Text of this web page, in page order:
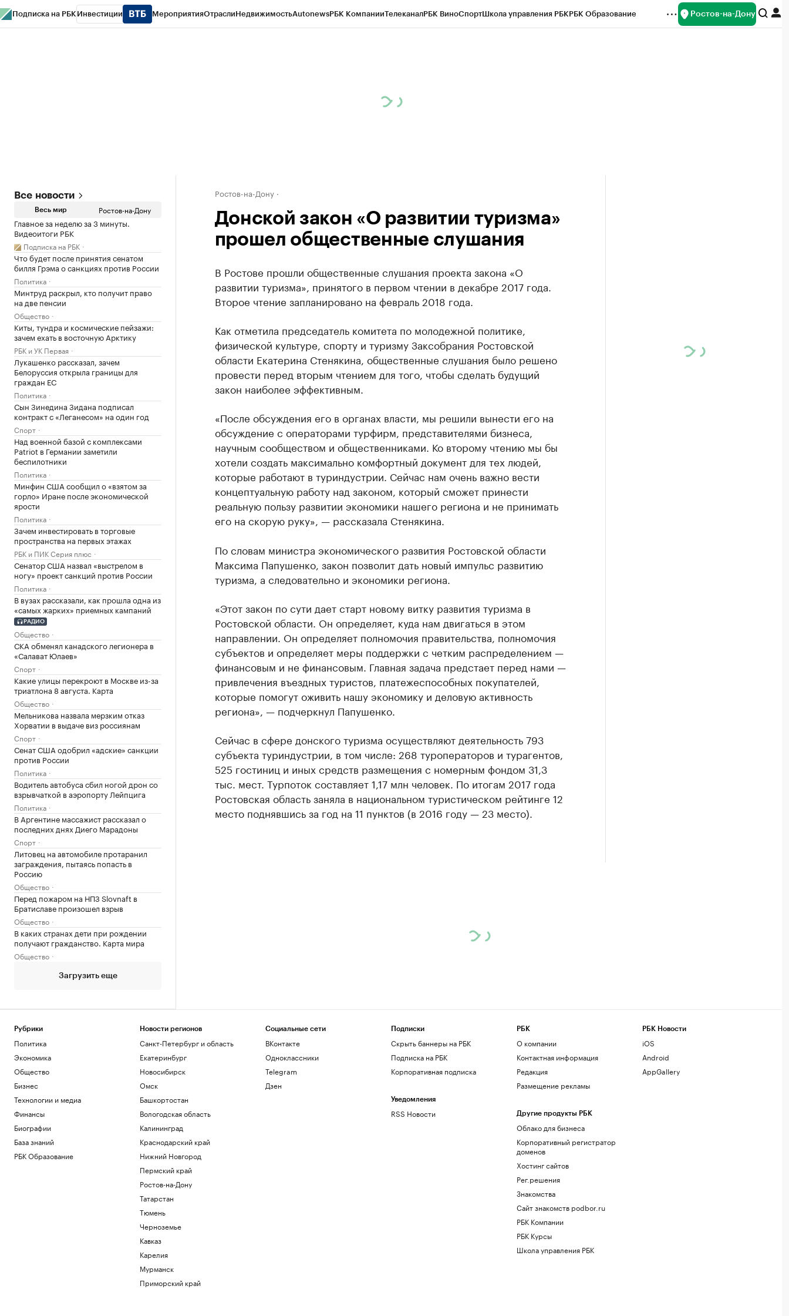
Подписка на РБК Инвестиции МероприятияОтраслиНедвижимостьAutonewsРБК КомпанииТелеканалРБК ВиноСпортШкола управления РБКРБК Образование Ростов-на-Дону
Все новости
Весь мир Ростов-на-Дону
Главное за неделю за 3 минуты.
Видеоитоги РБК
Подписка на РБК
Что будет после принятия сенатом
билля Грэма о санкциях против России
Политика
Минтруд раскрыл, кто получит право
на две пенсии
Общество
Киты, тундра и космические пейзажи:
зачем ехать в восточную Арктику
РБК и УК Первая
Лукашенко рассказал, зачем
Белоруссия открыла границы для
граждан ЕС
Политика
Сын Зинедина Зидана подписал
контракт с «Леганесом» на один год
Спорт
Над военной базой с комплексами
Patriot в Германии заметили
беспилотники
Политика
Минфин США сообщил о «взятом за
горло» Иране после экономической
ярости
Политика
Зачем инвестировать в торговые
пространства на первых этажах
РБК и ПИК Серия плюс
Сенатор США назвал «выстрелом в
ногу» проект санкций против России
Политика
В вузах рассказали, как прошла одна из
«самых жарких» приемных кампаний
РАДИО
Общество
СКА обменял канадского легионера в
«Салават Юлаев»
Спорт
Какие улицы перекроют в Москве из-за
триатлона 8 августа. Карта
Общество
Мельникова назвала мерзким отказ
Хорватии в выдаче виз россиянам
Спорт
Сенат США одобрил «адские» санкции
против России
Политика
Водитель автобуса сбил ногой дрон со
взрывчаткой в аэропорту Лейпцига
Политика
В Аргентине массажист рассказал о
последних днях Диего Марадоны
Спорт
Литовец на автомобиле протаранил
заграждения, пытаясь попасть в
Россию
Общество
Перед пожаром на НПЗ Slovnaft в
Братиславе произошел взрыв
Общество
В каких странах дети при рождении
получают гражданство. Карта мира
Общество
Загрузить еще
Ростов-на-Дону
Донской закон «О развитии туризма»
прошел общественные слушания
В Ростове прошли общественные слушания проекта закона «О
развитии туризма», принятого в первом чтении в декабре 2017 года.
Второе чтение запланировано на февраль 2018 года.
Как отметила председатель комитета по молодежной политике,
физической культуре, спорту и туризму Заксобрания Ростовской
области Екатерина Стенякина, общественные слушания было решено
провести перед вторым чтением для того, чтобы сделать будущий
закон наиболее эффективным.
«После обсуждения его в органах власти, мы решили вынести его на
обсуждение с операторами турфирм, представителями бизнеса,
научным сообществом и общественниками. Ко второму чтению мы бы
хотели создать максимально комфортный документ для тех людей,
которые работают в туриндустрии. Сейчас нам очень важно вести
концептуальную работу над законом, который сможет принести
реальную пользу развитии экономики нашего региона и не принимать
его на скорую руку», — рассказала Стенякина.
По словам министра экономического развития Ростовской области
Максима Папушенко, закон позволит дать новый импульс развитию
туризма, а следовательно и экономики региона.
«Этот закон по сути дает старт новому витку развития туризма в
Ростовской области. Он определяет, куда нам двигаться в этом
направлении. Он определяет полномочия правительства, полномочия
субъектов и определяет меры поддержки с четким распределением —
финансовым и не финансовым. Главная задача предстает перед нами —
привлечения въездных туристов, платежеспособных покупателей,
которые помогут оживить нашу экономику и деловую активность
региона», — подчеркнул Папушенко.
Сейчас в сфере донского туризма осуществляют деятельность 793
субъекта туриндустрии, в том числе: 268 туроператоров и турагентов,
525 гостиниц и иных средств размещения с номерным фондом 31,3
тыс. мест. Турпоток составляет 1,17 млн человек. По итогам 2017 года
Ростовская область заняла в национальном туристическом рейтинге 12
место поднявшись за год на 11 пунктов (в 2016 году — 23 место).
Рубрики
Политика
Экономика
Общество
Бизнес
Технологии и медиа
Финансы
Биографии
База знаний
РБК Образование
Новости регионов
Санкт-Петербург и область
Екатеринбург
Новосибирск
Омск
Башкортостан
Вологодская область
Калининград
Краснодарский край
Нижний Новгород
Пермский край
Ростов-на-Дону
Татарстан
Тюмень
Черноземье
Кавказ
Карелия
Мурманск
Приморский край
Социальные сети
ВКонтакте
Одноклассники
Telegram
Дзен
Подписки
Скрыть баннеры на РБК
Подписка на РБК
Корпоративная подписка
Уведомления
RSS Новости
РБК
О компании
Контактная информация
Редакция
Размещение рекламы
Другие продукты РБК
Облако для бизнеса
Корпоративный регистратор
доменов
Хостинг сайтов
Рег.решения
Знакомства
Сайт знакомств podbor.ru
РБК Компании
РБК Курсы
Школа управления РБК
РБК Новости
iOS
Android
AppGallery